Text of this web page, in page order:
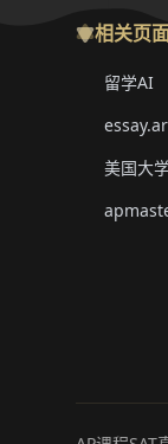
相关页
留学AI
美国大